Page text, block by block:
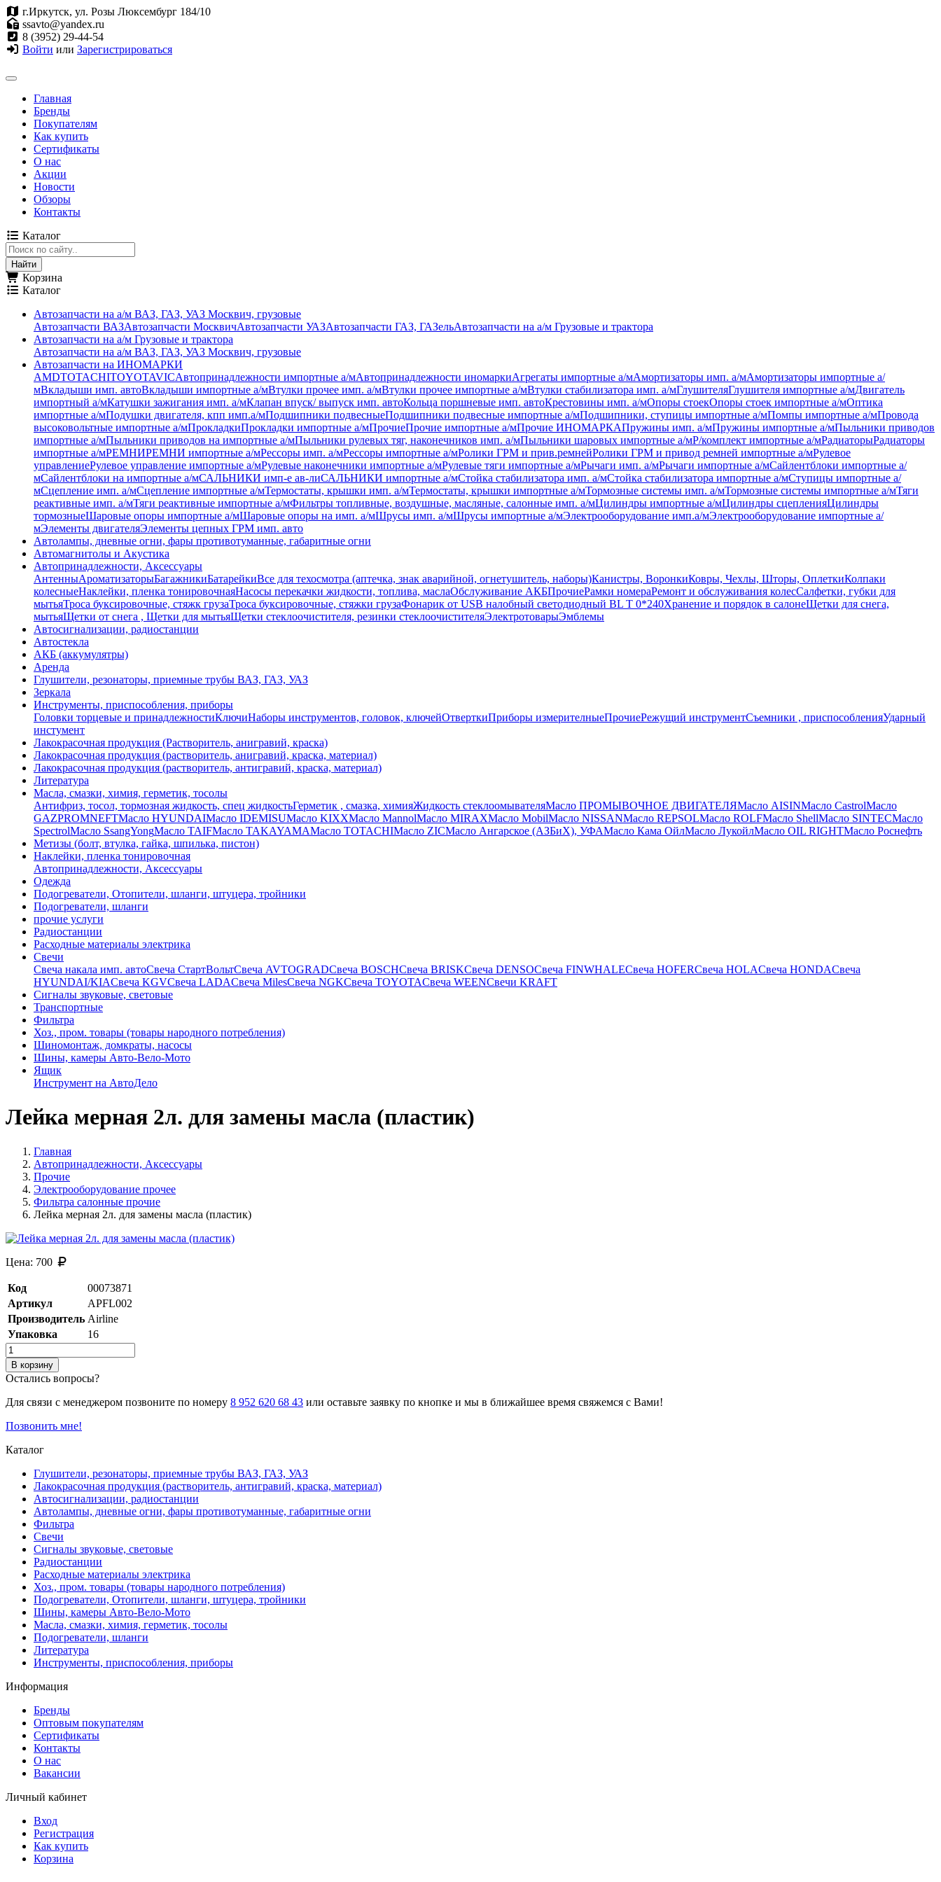
г.Иркутск, ул. Розы Люксембург 184/10
ssavto@yandex.ru
8 (3952) 29-44-54
Войти или Зарегистрироваться
Главная
Бренды
Покупателям
Как купить
Сертификаты
О нас
Акции
Новости
Обзоры
Контакты
Каталог
Корзина
Каталог
Автозапчасти на а/м ВАЗ, ГАЗ, УАЗ Москвич, грузовые
Автозапчасти ВАЗАвтозапчасти МосквичАвтозапчасти УАЗАвтозапчасти ГАЗ, ГАЗельАвтозапчасти на а/м Грузовые и трактора
Автозапчасти на а/м Грузовые и трактора
Автозапчасти на а/м ВАЗ, ГАЗ, УАЗ Москвич, грузовые
Автозапчасти на ИНОМАРКИ
AMDTOTACHITOYOTAVICАвтопринадлежности импортные а/мАвтопринадлежности иномаркиАгрегаты импортные а/мАмортизаторы имп. а/мАмортизаторы импортные а/
мВкладыши имп. автоВкладыши импортные а/мВтулки прочее имп. а/мВтулки прочее импортные а/мВтулки стабилизатора имп. а/мГлушителяГлушителя импортные а/мДвигатель
импортный а/мКатушки зажигания имп. а/мКлапан впуск/ выпуск имп. автоКольца поршневые имп. автоКрестовины имп. а/мОпоры стоекОпоры стоек импортные а/мОптика
импортные а/мПодушки двигателя, кпп имп.а/мПодшипники подвесныеПодшипники подвесные импортные а/мПодшипники, ступицы импортные а/мПомпы импортные а/мПровода
высоковольтные импортные а/мПрокладкиПрокладки импортные а/мПрочиеПрочие импортные а/мПрочие ИНОМАРКАПружины имп. а/мПружины импортные а/мПыльники приводов
импортные а/мПыльники приводов на импортные а/мПыльники рулевых тяг, наконечников имп. а/мПыльники шаровых импортные а/мР/комплект импортные а/мРадиаторыРадиаторы
импортные а/мРЕМНИРЕМНИ импортные а/мРессоры имп. а/мРессоры импортные а/мРолики ГРМ и прив.ремнейРолики ГРМ и привод ремней импортные а/мРулевое
управлениеРулевое управление импортные а/мРулевые наконечники импортные а/мРулевые тяги импортные а/мРычаги имп. а/мРычаги импортные а/мСайлентблоки импортные а/
мСайлентблоки на импортные а/мСАЛЬНИКИ имп-е ав-лиСАЛЬНИКИ импортные а/мСтойка стабилизатора имп. а/мСтойка стабилизатора импортные а/мСтупицы импортные а/
мСцепление имп. а/мСцепление импортные а/мТермостаты, крышки имп. а/мТермостаты, крышки импортные а/мТормозные системы имп. а/мТормозные системы импортные а/мТяги
реактивные имп. а/мТяги реактивные импортные а/мФильтры топливные, воздушные, масляные, салонные имп. а/мЦилиндры импортные а/мЦилиндры сцепленияЦилиндры
тормозныеШаровые опоры импортные а/мШаровые опоры на имп. а/мШрусы имп. а/мШрусы импортные а/мЭлектрооборудование имп.а/мЭлектрооборудование импортные а/
мЭлементы двигателяЭлементы цепных ГРМ имп. авто
Автолампы, дневные огни, фары противотуманные, габаритные огни
Автомагнитолы и Акустика
Автопринадлежности, Аксессуары
АнтенныАроматизаторыБагажникиБатарейкиВсе для техосмотра (аптечка, знак аварийной, огнетушитель, наборы)Канистры, ВоронкиКовры, Чехлы, Шторы, ОплеткиКолпаки
колесныеНаклейки, пленка тонировочнаяНасосы перекачки жидкости, топлива, маслаОбслуживание АКБПрочиеРамки номераРемонт и обслуживания колесСалфетки, губки для
мытьяТроса буксировочные, стяжк грузаТроса буксировочные, стяжки грузаФонарик от USB налобный светодиодный BL T 0*240Хранение и порядок в салонеЩетки для снега,
мытьяЩетки от снега , Щетки для мытьяЩетки стеклоочистителя, резинки стеклоочистителяЭлектротоварыЭмблемы
Автосигнализации, радиостанции
Автостекла
АКБ (аккумулятры)
Аренда
Глушители, резонаторы, приемные трубы ВАЗ, ГАЗ, УАЗ
Зеркала
Инструменты, приспособления, приборы
Головки торцевые и принадлежностиКлючиНаборы инструментов, головок, ключейОтверткиПриборы измерителныеПрочиеРежущий инструментСъемники , приспособленияУдарный
инстумент
Лакокрасочная продукция (Растворитель, анигравий, краска)
Лакокрасочная продукция (растворитель, анигравий, краска, материал)
Лакокрасочная продукция (растворитель, антигравий, краска, материал)
Литература
Масла, смазки, химия, герметик, тосолы
Антифриз, тосол, тормозная жидкость, спец жидкостьГерметик , смазка, химияЖидкость стеклоомывателяМасло ПРОМЫВОЧНОЕ ДВИГАТЕЛЯМасло AISINМасло CastrolМасло
GAZPROMNEFTМасло HYUNDAIМасло IDEMISUМасло KIXXМасло MannolМасло MIRAXМасло MobilМасло NISSANМасло REPSOLМасло ROLFМасло ShellМасло SINTECМасло
SpectrolМасло SsangYongМасло TAIFМасло TAKAYAMAМасло TOTACHIМасло ZICМасло Ангарское (АЗБиХ), УФАМасло Кама ОйлМасло ЛукойлМасло ОIL RIGHTМасло Роснефть
Метизы (болт, втулка, гайка, шпилька, пистон)
Наклейки, пленка тонировочная
Автопринадлежности, Аксессуары
Одежда
Подогреватели, Отопители, шланги, штуцера, тройники
Подогреватели, шланги
прочие услуги
Радиостанции
Расходные материалы электрика
Свечи
Свечa накала имп. автоСвечa СтартВольтСвеча AVTOGRADСвеча BOSCHСвеча BRISKСвеча DENSOСвеча FINWHALEСвеча HOFERСвеча HOLAСвеча HONDAСвеча
HYUNDAI/KIAСвеча KGVСвеча LADAСвеча MilesСвеча NGKСвеча TOYOTAСвеча WEENСвечи KRAFT
Сигналы звуковые, световые
Транспортные
Фильтра
Хоз., пром. товары (товары народного потребления)
Шиномонтаж, домкраты, насосы
Шины, камеры Авто-Вело-Мото
Ящик
Инструмент на АвтоДело
Лейка мерная 2л. для замены масла (пластик)
Главная
Автопринадлежности, Аксессуары
Прочие
Электрооборудование прочее
Фильтра салонные прочие
Лейка мерная 2л. для замены масла (пластик)
Цена: 700
Код
00073871
Артикул
APFL002
Производитель Airline
Упаковка
16
В корзину
Остались вопросы?
Для связи с менеджером позвоните по номеру 8 952 620 68 43 или оставьте заявку по кнопке и мы в ближайшее время свяжемся с Вами!
Позвонить мне!
Каталог
Глушители, резонаторы, приемные трубы ВАЗ, ГАЗ, УАЗ
Лакокрасочная продукция (растворитель, антигравий, краска, материал)
Автосигнализации, радиостанции
Автолампы, дневные огни, фары противотуманные, габаритные огни
Фильтра
Свечи
Сигналы звуковые, световые
Радиостанции
Расходные материалы электрика
Хоз., пром. товары (товары народного потребления)
Подогреватели, Отопители, шланги, штуцера, тройники
Шины, камеры Авто-Вело-Мото
Масла, смазки, химия, герметик, тосолы
Подогреватели, шланги
Литература
Инструменты, приспособления, приборы
Информация
Бренды
Оптовым покупателям
Сертификаты
Контакты
О нас
Вакансии
Личный кабинет
Вход
Регистрация
Как купить
Корзина